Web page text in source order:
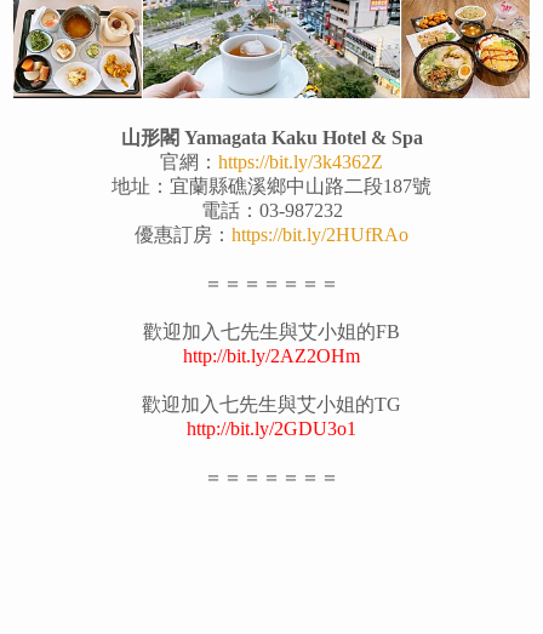
山形閣 Yamagata Kaku Hotel & Spa
官網： https://bit.ly/3k4362Z
地址：宜蘭縣礁溪鄉中山路二段187號
電話：03-987232
優惠訂房： https://bit.ly/2HUfRAo
＝＝＝＝＝＝＝
歡迎加入七先生與艾小姐的FB
http://bit.ly/2AZ2OHm
歡迎加入七先生與艾小姐的TG
http://bit.ly/2GDU3o1
＝＝＝＝＝＝＝